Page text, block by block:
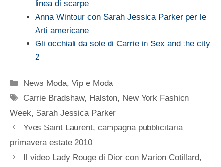
linea di scarpe
Anna Wintour con Sarah Jessica Parker per le
Arti americane
Gli occhiali da sole di Carrie in Sex and the city
2
Categorie
News Moda,Vip e Moda
Tag
Carrie Bradshaw, Halston, New York Fashion
Week, Sarah Jessica Parker
Yves Saint Laurent, campagna pubblicitaria
primavera estate 2010
Il video Lady Rouge di Dior con Marion Cotillard,